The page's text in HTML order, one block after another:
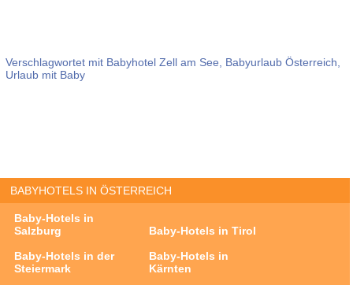
Verschlagwortet mit Babyhotel Zell am See Babyurlaub Österreich
Urlaub mit Baby
BABYHOTELS IN ÖSTERREICH
Baby-Hotels in
Salzburg
Baby-Hotels in Tirol
Baby-Hotels in der
Steiermark
Baby-Hotels in
Kärnten